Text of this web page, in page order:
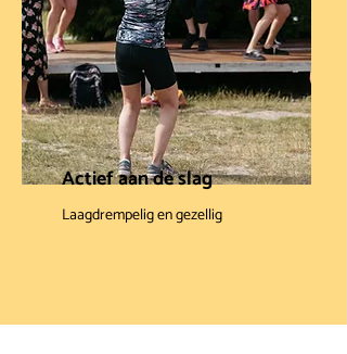
Actief aan de slag
Laagdrempelig en gezellig